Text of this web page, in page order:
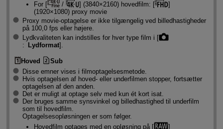
For [
/ ] (3840×2160) hovedfilm: [
]
(1920×1080) proxy movie
Proxy movie-optagelse er ikke tilgængelig ved billedhastigheder
på 100,0 fps eller højere.
Lydkvaliteten kan indstilles for hver type film i [
: Lydformat].
Hoved
Sub
Disse emner vises i filmoptagelsesmetode.
Hvis optagelsen af hoved- eller underfilmen stopper, fortsætter
optagelsen af den anden.
Det er muligt at optage selv med kun ét kort isat.
Der bruges samme synsvinkel og billedhastighed til underfilm
som til hovedfilm.
Optagelsesopløsningen er som følger.
Hovedfilm optages med en opløsning på [
]